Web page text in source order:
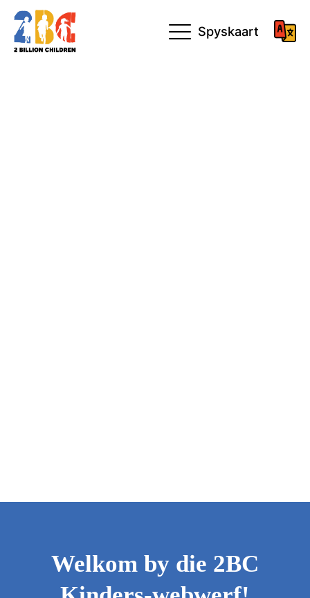
Spyskaart
Welkom by die 2BC